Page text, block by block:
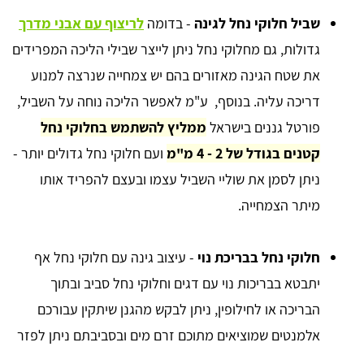
שביל חלוקי נחל לגינה - בדומה לריצוף עם אבני מדרך
גדולות, גם מחלוקי נחל ניתן לייצר שבילי הליכה המפרידים
את שטח הגינה מאזורים בהם יש צמחייה שנרצה למנוע
דריכה עליה. בנוסף, ע"מ לאפשר הליכה נוחה על השביל,
פורטל גננים בישראל ממליץ להשתמש בחלוקי נחל
קטנים בגודל של 2 - 4 מ"מ
ועם חלוקי נחל גדולים יותר -
ניתן לסמן את שוליי השביל עצמו ובעצם להפריד אותו
מיתר הצמחייה.
חלוקי נחל בבריכת נוי - עיצוב גינה עם חלוקי נחל אף
יתבטא בבריכות נוי עם דגים וחלוקי נחל סביב ובתוך
הבריכה או לחילופין, ניתן לבקש מהגנן שיתקין עבורכם
אלמנטים שמוציאים מתוכם זרם מים ובסביבתם ניתן לפזר